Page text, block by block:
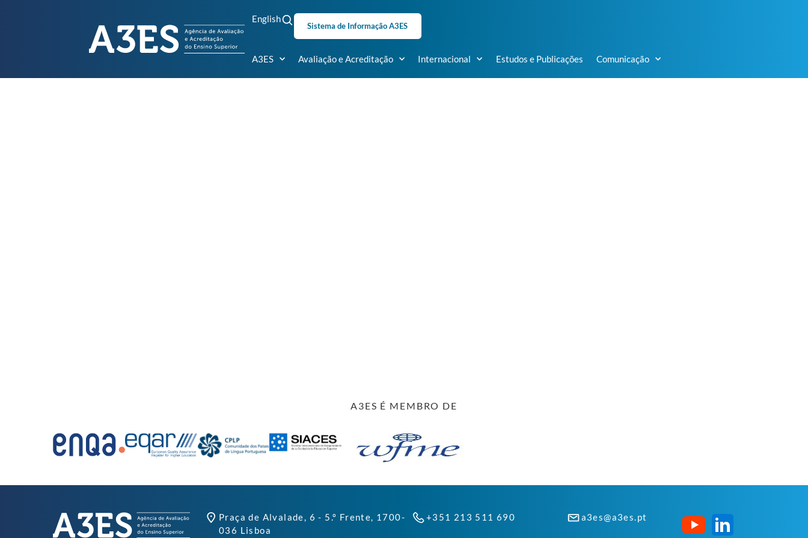
English
Sistema de Informação A3ES
A3ES Avaliação e Acreditação Internacional Estudos e Publicações Comunicação
A3ES É MEMBRO DE
Praça de Alvalade, 6 - 5.º Frente, 1700-
036 Lisboa
+351 213 511 690 a3es@a3es.pt